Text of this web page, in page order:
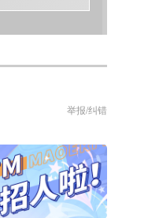
举报/纠错